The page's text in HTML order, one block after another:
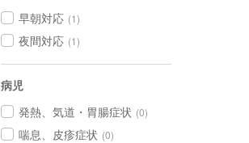
早朝対応 (1)
夜間対応 (1)
病児
発熱、気道・胃腸症状 (0)
喘息、皮疹症状 (0)